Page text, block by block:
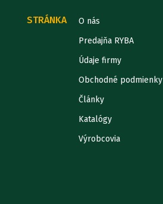
STRÁNKA
O nás
Predajňa RYBA
Údaje firmy
Obchodné podmienky
Články
Katalógy
Výrobcovia